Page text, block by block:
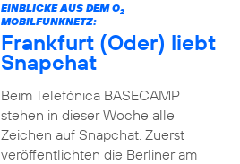
EINBLICKE AUS DEM O2
MOBILFUNKNETZ:
Frankfurt (Oder) liebt
Snapchat
Beim Telefónica BASECAMP
stehen in dieser Woche alle
Zeichen auf Snapchat. Zuerst
veröffentlichten die Berliner am